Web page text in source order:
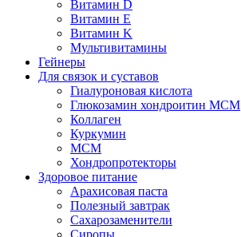
Витамин D
Витамин E
Витамин K
Мультивитамины
Гейнеры
Для связок и суставов
Гиалуроновая кислота
Глюкозамин хондроитин МСМ
Коллаген
Куркумин
МСМ
Хондропротекторы
Здоровое питание
Арахисовая паста
Полезный завтрак
Сахарозаменители
Сиропы